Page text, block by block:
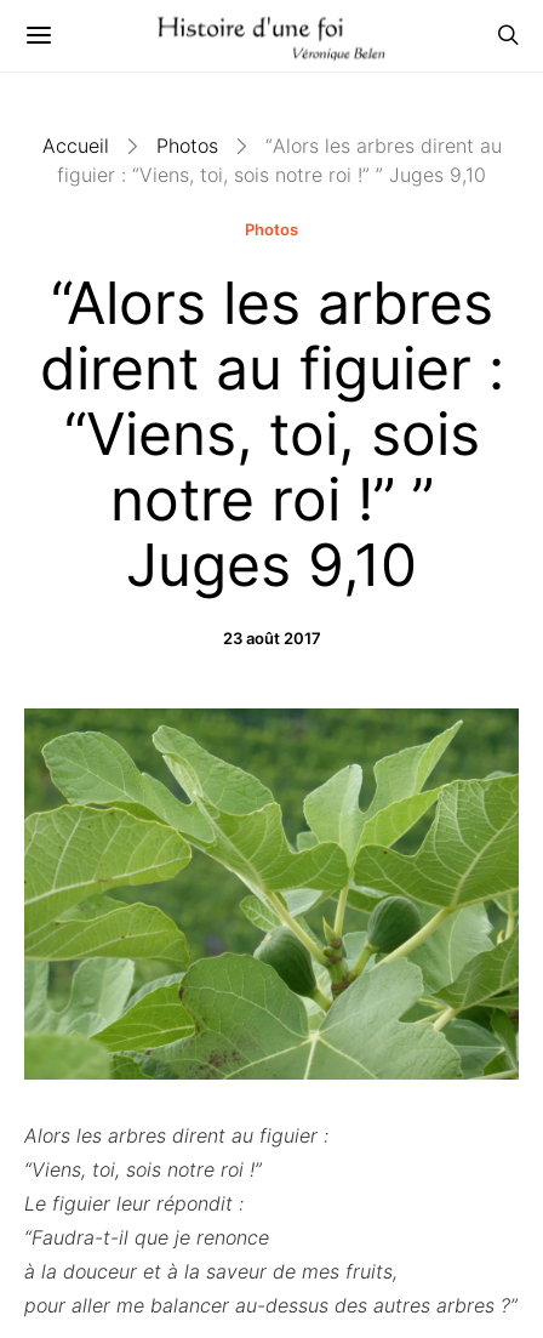
Accueil Photos
“Alors les arbres dirent au
figuier : “Viens, toi, sois notre roi !” ” Juges 9,10
Photos
“Alors les arbres
dirent au figuier :
“Viens, toi, sois
notre roi !” ”
Juges 9,10
23 août 2017
Alors les arbres dirent au figuier :
“Viens, toi, sois notre roi !”
Le figuier leur répondit :
“Faudra-t-il que je renonce
à la douceur et à la saveur de mes fruits,
pour aller me balancer au-dessus des autres arbres ?”